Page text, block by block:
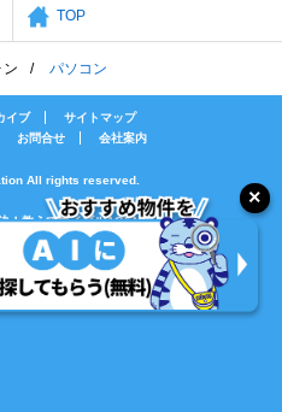
TOP
ン パソコン
イブ
サイトマップ
お問合せ 会社案内
All rights reserved.
！教えてエイブルAGENT
介！CHINTAI情報局
援！Woman.CHINTAI